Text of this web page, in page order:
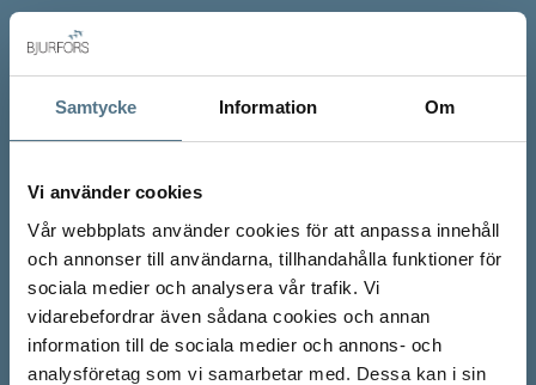
Samtycke Information Om
Vi använder cookies
Vår webbplats använder cookies för att anpassa innehåll
och annonser till användarna, tillhandahålla funktioner för
sociala medier och analysera vår trafik. Vi
vidarebefordrar även sådana cookies och annan
information till de sociala medier och annons- och
analysföretag som vi samarbetar med. Dessa kan i sin